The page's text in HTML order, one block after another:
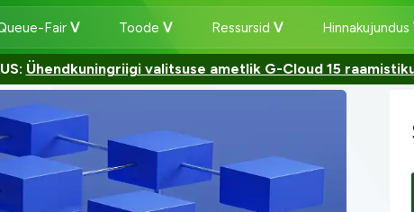
Fair Toode Ressursid Hinnakujundus
Ühendkuningriigi valitsuse ametlik G-Cloud 15